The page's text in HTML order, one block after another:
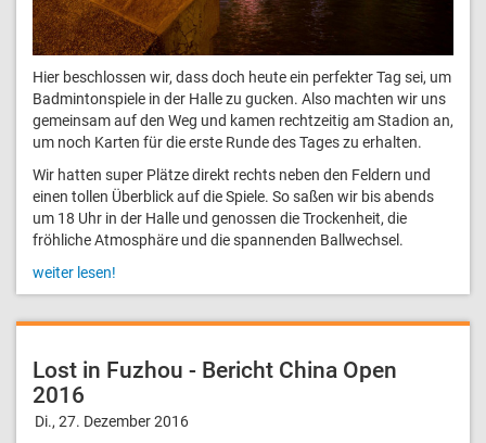
Hier beschlossen wir, dass doch heute ein perfekter Tag sei, um
Badmintonspiele in der Halle zu gucken. Also machten wir uns
gemeinsam auf den Weg und kamen rechtzeitig am Stadion an,
um noch Karten für die erste Runde des Tages zu erhalten.
Wir hatten super Plätze direkt rechts neben den Feldern und
einen tollen Überblick auf die Spiele. So saßen wir bis abends
um 18 Uhr in der Halle und genossen die Trockenheit, die
fröhliche Atmosphäre und die spannenden Ballwechsel.
weiter lesen!
Lost in Fuzhou - Bericht China Open
2016
Di., 27. Dezember 2016